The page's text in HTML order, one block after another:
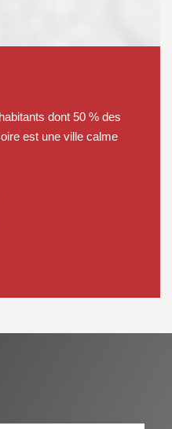
dont 50 % des
est une ville calme